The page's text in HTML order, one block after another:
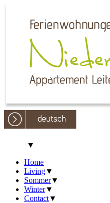
▼
Home
Living▼
Sommer▼
Winter▼
Contact▼